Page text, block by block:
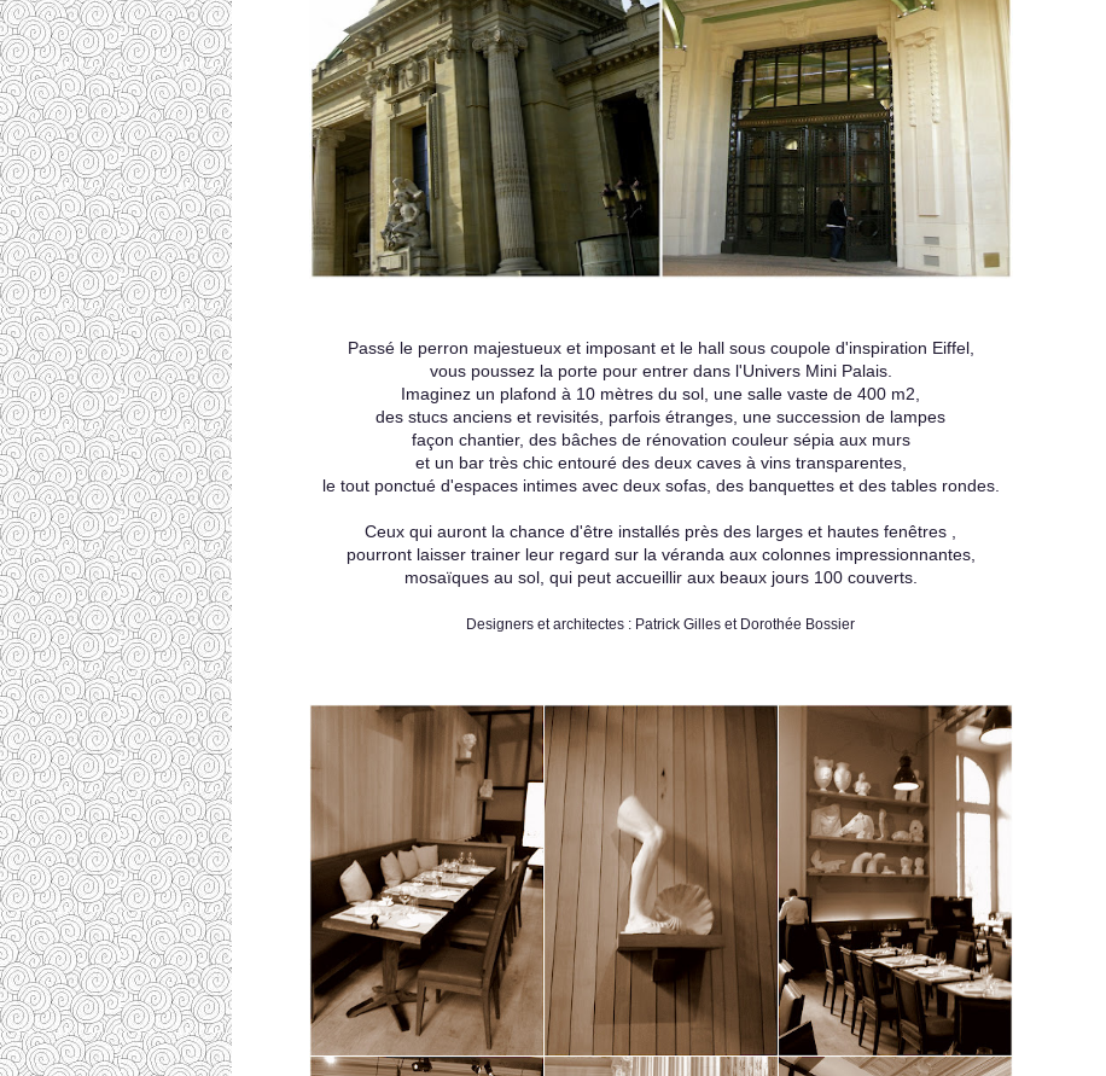
Passé le perron majestueux et imposant et le hall sous coupole d'inspiration Eiffel,
vous poussez la porte pour entrer dans l'Univers Mini Palais.
Imaginez un plafond à 10 mètres du sol, une salle vaste de 400 m2,
des stucs anciens et revisités, parfois étranges, une succession de lampes
façon chantier, des bâches de rénovation couleur sépia aux murs
et un bar très chic entouré des deux caves à vins transparentes,
le tout ponctué d'espaces intimes avec deux sofas, des banquettes et des tables rondes.
Ceux qui auront la chance d'être installés près des larges et hautes fenêtres ,
pourront laisser trainer leur regard sur la véranda aux colonnes impressionnantes,
mosaïques au sol, qui peut accueillir aux beaux jours 100 couverts.
Designers et architectes : Patrick Gilles et Dorothée Bossier